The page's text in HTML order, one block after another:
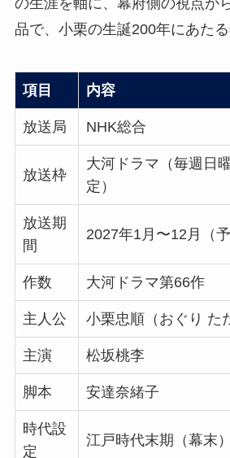
の生涯を軸に、幕府側の視点か
品で、小栗の生誕200年にあたる
項目 内容
放送局 NHK総合
放送枠
大河ドラマ（毎週日
定）
放送期
間
2027年1月〜12月（予
作数 大河ドラマ第66作
主人公 小栗忠順（おぐり た
主演 松坂桃李
脚本 安達奈緒子
時代設
定
江戸時代末期（幕末）